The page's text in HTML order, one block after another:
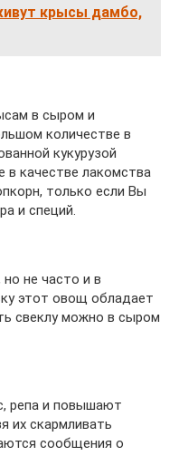
крысы дамбо,
в сыром и
количестве в
кукурузой
в качестве лакомства
только если Вы
и специй.
не часто и в
этот овощ обладает
свеклу можно в сыром
репа и повышают
их скармливать
сообщения о